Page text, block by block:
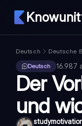
Deutsch Deutsche
Deutsch
16.987
Der
und